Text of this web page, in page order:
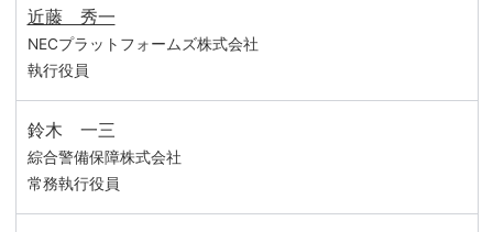
近藤 秀一
NECプラットフォームズ株式会社
執行役員
鈴木 一三
綜合警備保障株式会社
常務執行役員